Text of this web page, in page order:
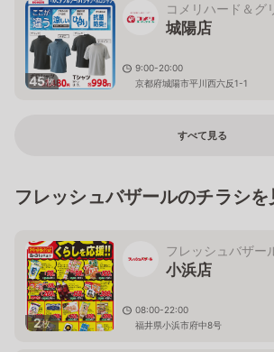
45枚
コメリハード＆グ
城陽店
9:00-20:00
京都府城陽市平川西六反1-1
すべて見る
フレッシュバザールのチラシを
2枚
フレッシュバザー
小浜店
08:00-22:00
福井県小浜市府中8号